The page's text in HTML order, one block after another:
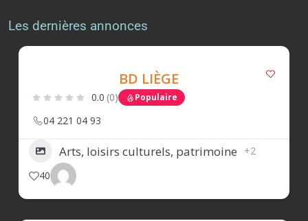
Les dernières annonces
BD LIÈGE
0.0 (0) Populaire
04 221 04 93
Arts, loisirs culturels, patrimoine
+2
40